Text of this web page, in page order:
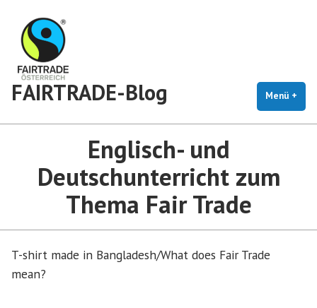
Inhalt
springen
FAIRTRADE-Blog Menü +
Englisch- und
Deutschunterricht zum
Thema Fair Trade
T-shirt made in Bangladesh/What does Fair Trade
mean?